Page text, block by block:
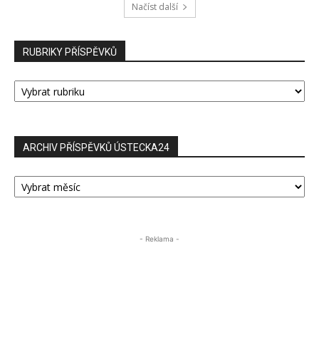
Načíst další
RUBRIKY PŘÍSPĚVKŮ
RUBRIKY
PŘÍSPĚVKŮ
ARCHIV PŘÍSPĚVKŮ ÚSTECKA24
ARCHIV
PŘÍSPĚVKŮ
- Reklama -